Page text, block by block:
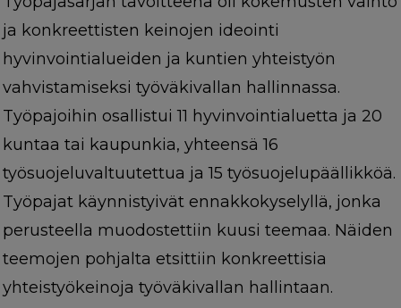
ja konkreettisten keinojen ideointi
hyvinvointialueiden ja kuntien yhteistyön
vahvistamiseksi työväkivallan hallinnassa.
Työpajoihin osallistui 11 hyvinvointialuetta ja 20
kuntaa tai kaupunkia, yhteensä 16
työsuojeluvaltuutettua ja 15 työsuojelupäällikköä.
Työpajat käynnistyivät ennakkokyselyllä, jonka
perusteella muodostettiin kuusi teemaa. Näiden
teemojen pohjalta etsittiin konkreettisia
yhteistyökeinoja työväkivallan hallintaan.